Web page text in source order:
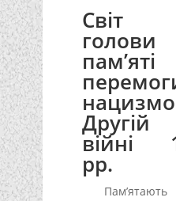
Світ
Другій
війні
рр.